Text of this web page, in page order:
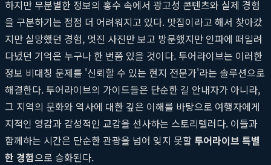
하지만 무분별한 정보의 홍수 속에서 광고성 콘텐츠와 실제 경험
을 구분하기는 점점 더 어려워지고 있다. 맛집이라고 해서 찾아갔
지만 실망했던 경험, 멋진 사진만 보고 방문했지만 인파에 떠밀려
다녔던 기억은 누구나 한 번쯤 있을 것이다. 투어라이브는 이러한
정보 비대칭 문제를 '신뢰할 수 있는 현지 전문가'라는 솔루션으로
해결한다. 투어라이브의 가이드들은 단순한 길 안내자가 아니라,
그 지역의 문화와 역사에 대한 깊은 이해를 바탕으로 여행자에게
지적인 영감과 감성적인 교감을 선사하는 스토리텔러다. 이들과
함께하는 시간은 단순한 관광을 넘어 잊지 못할 투어라이브 특별
한 경험으로 승화된다.